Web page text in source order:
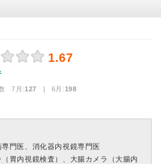
1.67
7月:127 | 6月:198
門医、消化器内視鏡専門医
（胃内視鏡検査）、大腸カメラ（大腸内